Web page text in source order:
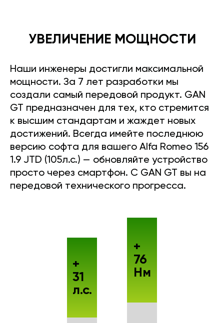
УВЕЛИЧЕНИЕ МОЩНОСТИ
Наши инженеры достигли максимальной
мощности. За 7 лет разработки мы
создали самый передовой продукт. GAN
GT предназначен для тех, кто стремится
к высшим стандартам и жаждет новых
достижений. Всегда имейте последнюю
версию софта для вашего Alfa Romeo 156
1.9 JTD (105л.с.) — обновляйте устройство
просто через смартфон. С GAN GT вы на
передовой технического прогресса.
+
31
л.с.
+
76
Нм